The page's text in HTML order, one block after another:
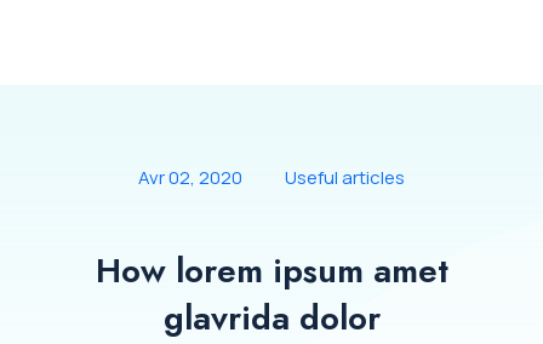
Avr 02, 2020 Useful articles
How lorem ipsum amet
glavrida dolor